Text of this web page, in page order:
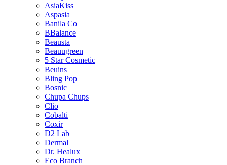
AsiaKiss
Aspasia
Banila Co
BBalance
Beausta
Beauugreen
5 Star Cosmetic
Beuins
Bling Pop
Bosnic
Chupa Chups
Clio
Cobalti
Coxir
D2 Lab
Dermal
Dr. Healux
Eco Branch